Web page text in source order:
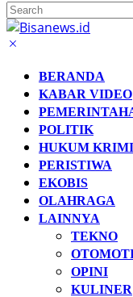
BERANDA
KABAR VIDEO
POLITIK
HUKUM
PERISTIWA
EKOBIS
OLAHRAGA
LAINNYA
TEKNO
OPINI
KULINER